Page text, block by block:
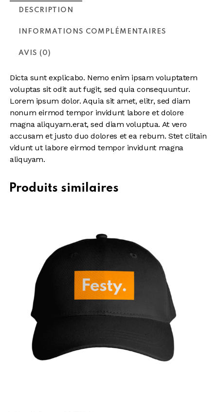
:
DESCRIPTION
INFORMATIONS COMPLÉMENTAIRES
AVIS (0)
Dicta sunt explicabo. Nemo enim ipsam voluptatem
voluptas sit odit aut fugit, sed quia consequuntur.
Lorem ipsum dolor. Aquia sit amet, elitr, sed diam
nonum eirmod tempor invidunt labore et dolore
magna aliquyam.erat, sed diam voluptua. At vero
accusam et justo duo dolores et ea rebum. Stet clitain
vidunt ut labore eirmod tempor invidunt magna
aliquyam.
Produits similaires